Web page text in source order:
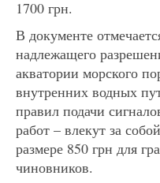
1700 грн.
В документе
надлежащего
акватории морского
внутренних водных
правил подачи
работ – влекут за
размере 850 грн для
чиновников.